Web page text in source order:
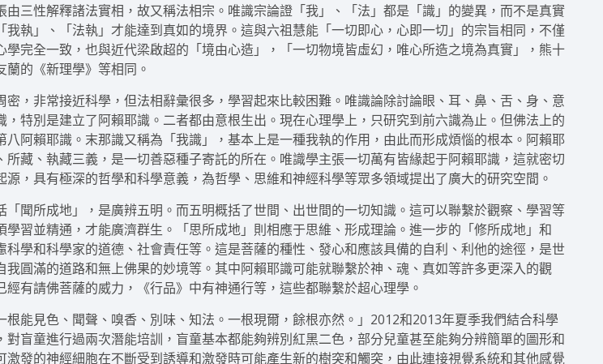
由三性解釋諸法實相，故又稱法相宗。唯識宗論證「我」、「法」都是「識」的變異，而不是真實
我執」、「法執」才能達到真如的境界。這與六祖慧能「一切即心，心即一切」的宗旨相同，不僅
學完全一致，也與近代梁啟超的「境由心造」，「一切物境皆虛幻，唯心所造之境為真實」，熊十
的《新理學》等相同。
密，非常接近科學，但法相辭彙很多，學習起來比較困難。唯識論除討論眼、耳、鼻、舌、身、意
，特別是建立了阿賴耶識。二者都由意根生出。現在心理學上，只研究到前六識為止。但佛法上的
八阿賴耶識。末那識又稱為「我識」，基本上是一種我執的作用，由此而形成煩惱的根本。阿賴耶
所藏、執藏三義，是一切善惡種子寄託的所在。唯識學主張一切萬有皆緣起于阿賴耶識，這就密切
源，具有極深的哲學和科學意義，為哲學、思維和神經科學等眾多領域提出了廣大的研究空間。
「聞所成地」，是廣辨五明。而五明概括了世間、出世間的一切知識。這可以聯繫於觀察、學習等
學習並精通，才能廣濟群生。「思所成地」則相應于思維、形成理論。進一步的「修所成地」和
科學和科學家的道德、社會責任等。這是菩薩的種性、發心和應該具備的自利、利他的途徑，是世
我圓滿的道路和無上佛果的妙境等。其中阿賴耶識可能就聯繫於神、魂、真如等許多更深入的觀
經有請佛菩薩的威力，《行品》中有神通行等，這些都聯繫於超心理學。
根能見色、聞聲、嗅香、別味、知法。一根現爾，餘根亦然。」2012和2013年夏季我們結合科學
對盲童進行過兩次潛能培訓，盲童基本都能夠辨別紅黑二色，部分兒童甚至能夠分辨簡單的圖形和
激發的神經細胞在不斷受到誘導和激發時可能產生新的樹突和觸突，由此連接視覺系統和其他感覺